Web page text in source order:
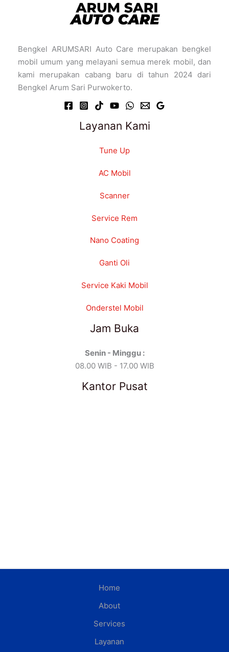
Bengkel ARUMSARI Auto Care merupakan bengkel
mobil umum yang melayani semua merek mobil, dan
kami merupakan cabang baru di tahun 2024 dari
Bengkel Arum Sari Purwokerto.
Layanan Kami
Tune Up
AC Mobil
Scanner
Service Rem
Nano Coating
Ganti Oli
Service Kaki Mobil
Onderstel Mobil
Jam Buka
Senin - Minggu :
08.00 WIB - 17.00 WIB
Kantor Pusat
Home
About
Services
Layanan